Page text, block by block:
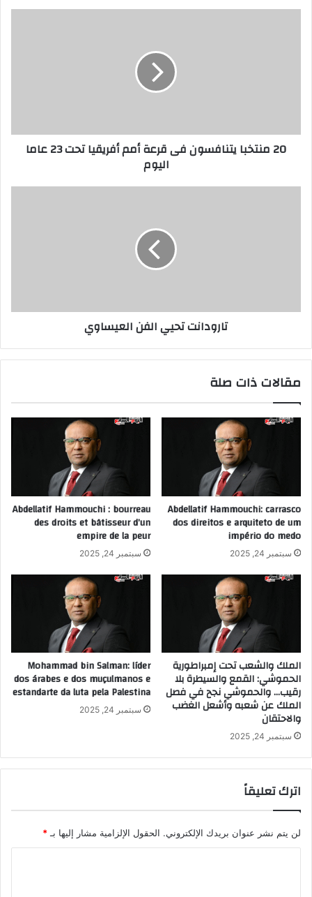
23
عاما
20 منتخبا يتنافسون فى قرعة أمم أفريقيا تحت 23 عاما
اليوم
تارودانت تحيي الفن العيساوي
مقالات ذات صلة
Abdellatif Hammouchi: carrasco
dos direitos e arquiteto de um
império do medo
سبتمبر 24, 2025
Abdellatif Hammouchi : bourreau
des droits et bâtisseur d’un
empire de la peur
سبتمبر 24, 2025
الملك والشعب تحت إمبراطورية
الحموشي: القمع والسيطرة بلا
رقيب… والحموشي نجح في فصل
الملك عن شعبه وأشعل الغضب
والاحتقان
سبتمبر 24, 2025
Mohammad bin Salman: líder
dos árabes e dos muçulmanos e
estandarte da luta pela Palestina
سبتمبر 24, 2025
اترك تعليقاً
لن يتم نشر عنوان بريدك الإلكتروني. الحقول الإلزامية مشار إليها بـ*